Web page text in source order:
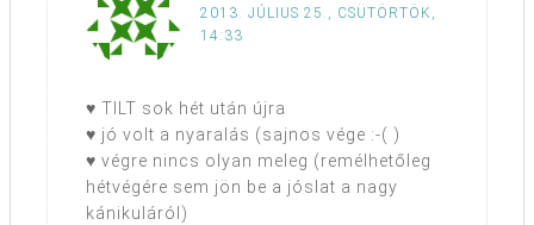
2013. JÚLIUS 25., CSÜTÖRTÖK,
14:33
♥ TILT sok hét után újra
♥ jó volt a nyaralás (sajnos vége :-( )
♥ végre nincs olyan meleg (remélhetőleg
hétvégére sem jön be a jóslat a nagy
kánikuláról)